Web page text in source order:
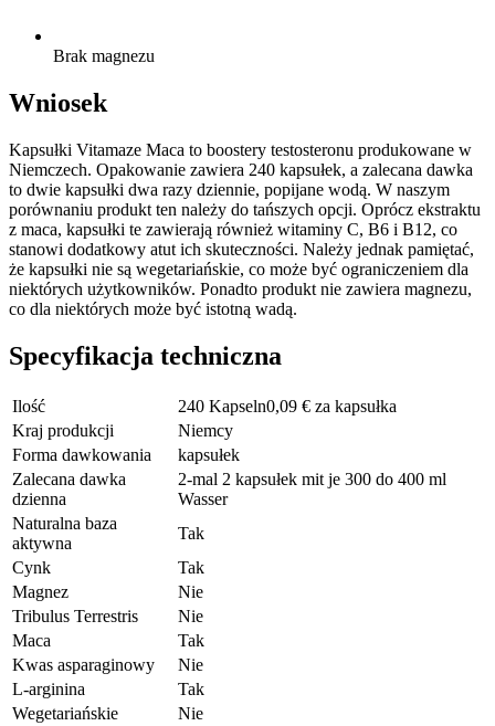
Brak magnezu
Wniosek
Kapsułki Vitamaze Maca to boostery testosteronu produkowane w
Niemczech. Opakowanie zawiera 240 kapsułek, a zalecana dawka
to dwie kapsułki dwa razy dziennie, popijane wodą. W naszym
porównaniu produkt ten należy do tańszych opcji. Oprócz ekstraktu
z maca, kapsułki te zawierają również witaminy C, B6 i B12, co
stanowi dodatkowy atut ich skuteczności. Należy jednak pamiętać,
że kapsułki nie są wegetariańskie, co może być ograniczeniem dla
niektórych użytkowników. Ponadto produkt nie zawiera magnezu,
co dla niektórych może być istotną wadą.
Specyfikacja techniczna
Ilość
240 Kapseln0,09 € za kapsułka
Kraj produkcji
Niemcy
Forma dawkowania
kapsułek
Zalecana dawka
dzienna
2-mal 2 kapsułek mit je 300 do 400 ml
Wasser
Naturalna baza
aktywna
Tak
Cynk
Tak
Magnez
Nie
Tribulus Terrestris
Nie
Maca
Tak
Kwas asparaginowy
Nie
L-arginina
Tak
Wegetariańskie
Nie